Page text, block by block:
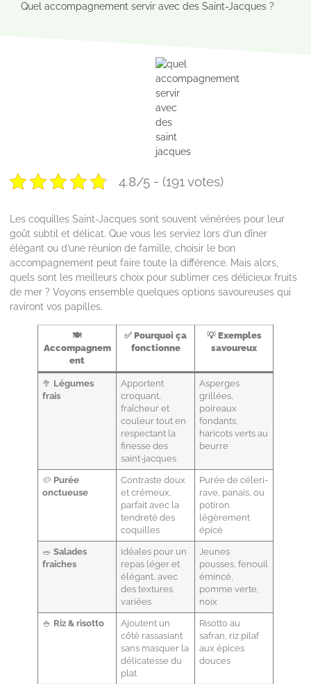
Quel accompagnement servir avec des Saint-Jacques ?
4.8/5 - (191 votes)
Les coquilles Saint-Jacques sont souvent vénérées pour leur
goût subtil et délicat. Que vous les serviez lors d’un dîner
élégant ou d’une réunion de famille, choisir le bon
accompagnement peut faire toute la différence. Mais alors,
quels sont les meilleurs choix pour sublimer ces délicieux fruits
de mer ? Voyons ensemble quelques options savoureuses qui
raviront vos papilles.
🍽️
Accompagnem
ent
✅ Pourquoi ça
fonctionne
💡 Exemples
savoureux
🥦 Légumes
frais
Apportent
croquant,
fraîcheur et
couleur tout en
respectant la
finesse des
saint-jacques
Asperges
grillées,
poireaux
fondants,
haricots verts au
beurre
🥔 Purée
onctueuse
Contraste doux
et crémeux,
parfait avec la
tendreté des
coquilles
Purée de céleri-
rave, panais, ou
potiron
légèrement
épicé
🥗Salades
fraîches
Idéales pour un
repas léger et
élégant, avec
des textures
variées
Jeunes
pousses, fenouil
émincé,
pomme verte,
noix
🍚 Riz & risotto
Ajoutent un
côté rassasiant
sans masquer la
délicatesse du
plat
Risotto au
safran, riz pilaf
aux épices
douces